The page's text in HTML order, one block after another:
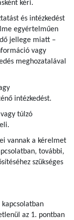
kéri.
és intézkedést
egyértelműen
jellege miatt –
vagy
meghozatalával
intézkedést.
túlzó
vannak a kérelmet
további,
szükséges
kapcsolatban
az 1. pontban